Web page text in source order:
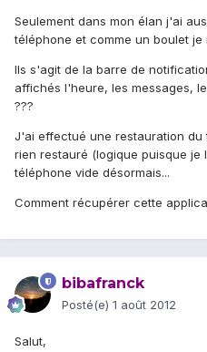
Seulement dans mon élan j'ai
téléphone et comme un boulet
Ils s'agit de la barre de
affichés l'heure, les messages,
???
J'ai effectué une restauration
rien restauré (logique puisque je
téléphone vide désormais...
Comment récupérer cette
bibafranck
Posté(e) 1 août 2012
Salut,